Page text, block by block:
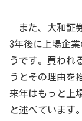
また、大和証
3年後に上場企
うです。買われ
うとその理由を
来年はもっと上
と述べています